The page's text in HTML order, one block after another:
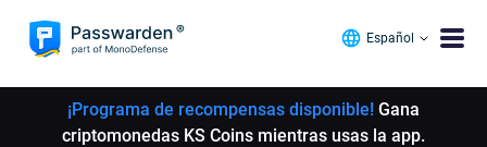
Español
¡Programa de recompensas disponible! Gana
criptomonedas KS Coins mientras usas la app.